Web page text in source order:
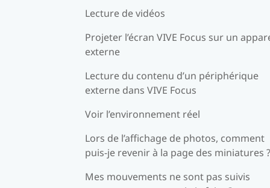
Lecture de vidéos
Projeter l’écran VIVE Focus sur un
externe
Lecture du contenu d’un périphérique
externe dans VIVE Focus
Voir l’environnement réel
Lors de l’affichage de photos, comment
puis-je revenir à la page des miniatures ?
Mes mouvements ne sont pas suivis